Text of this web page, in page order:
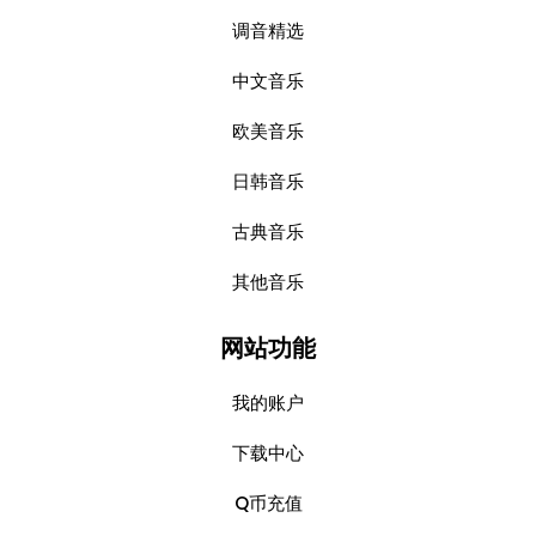
调音精选
中文音乐
欧美音乐
日韩音乐
古典音乐
其他音乐
网站功能
我的账户
下载中心
Q币充值